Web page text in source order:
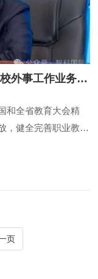
我校参加2024年河南省高等职业院校外事工作业务能力提升培训班
和全省教育大会精
，健全完善职业教育
页